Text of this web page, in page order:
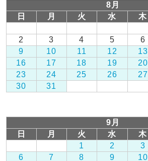
8月
日
月 火 水 木
2
3 4 5 6
9
10 11 12 13
16
17 18 19 20
23
24 25 26 27
30
31
9月
日
月 火 水 木
1
2 3
6
7 8 9 10